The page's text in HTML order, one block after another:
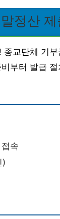
정산
교단체 기
부터 발급
속
)